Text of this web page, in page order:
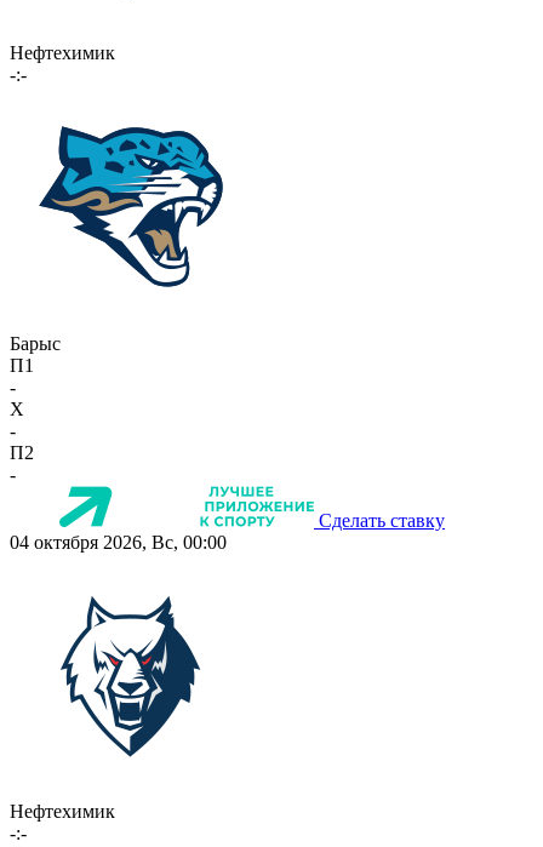
Нефтехимик
-:-
Барыс
П1
-
X
-
П2
-
Сделать ставку
04 октября 2026, Вс, 00:00
Нефтехимик
-:-